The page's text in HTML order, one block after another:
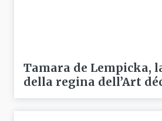
Tamara de Lempicka,
della regina dell’Art